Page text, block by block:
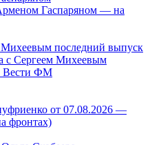
Гаспаряном — на
с Сергеем Михеевым
Вести ФМ
от 07.08.2026 —
фронтах)